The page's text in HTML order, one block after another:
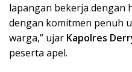
lapangan bekerja dengan
dengan komitmen penuh
warga,” ujar Kapolres
peserta apel.